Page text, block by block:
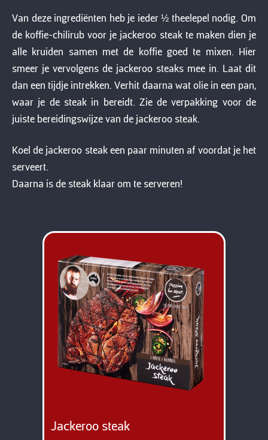
Van deze ingrediënten heb je ieder ½ theelepel nodig. Om
de koffie-chilirub voor je jackeroo steak te maken dien je
alle kruiden samen met de koffie goed te mixen. Hier
smeer je vervolgens de jackeroo steaks mee in. Laat dit
dan een tijdje intrekken. Verhit daarna wat olie in een pan,
waar je de steak in bereidt. Zie de verpakking voor de
juiste bereidingswijze van de jackeroo steak.
Koel de jackeroo steak een paar minuten af voordat je het
serveert.
Daarna is de steak klaar om te serveren!
Jackeroo steak